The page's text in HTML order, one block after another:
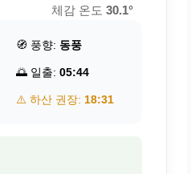
체감 온도 30.1°
🧭 풍향: 동풍
🌅 일출: 05:44
⚠️ 하산 권장: 18:31